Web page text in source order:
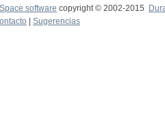
software copyright © 2002-2015
Sugerencias